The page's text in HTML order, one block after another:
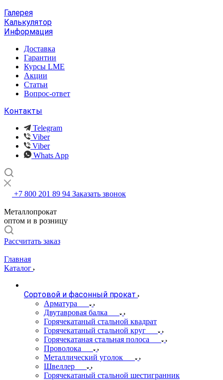
Галерея
Калькулятор
Информация
Доставка
Гарантии
Курсы LME
Акции
Статьи
Вопрос-ответ
Контакты
Telegram
Viber
Viber
Whats App
+7 800 201 89 94 Заказать звонок
Металлопрокат
оптом и в розницу
Рассчитать заказ
Главная
Каталог
Сортовой и фасонный прокат
Арматура
Двутавровая балка
Горячекатаный стальной квадрат
Горячекатаный стальной круг
Горячекатаная стальная полоса
Проволока
Металлический уголок
Швеллер
Горячекатаный стальной шестигранник